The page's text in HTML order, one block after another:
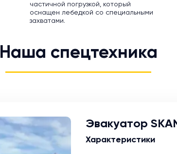
частичной погрузкой, который
оснащен лебедкой со специальными
захватами.
Наша спецтехника
Эвакуатор
Характеристики